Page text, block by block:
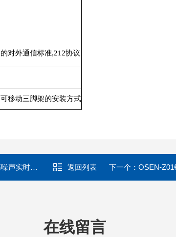
对外通信标准,212协议
移动三脚架的安装方式
测预警设备 返回列表 下一个： OSEN-Z01敏
在线留言